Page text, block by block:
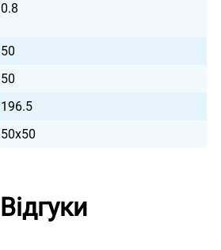
0.8
50
50
196.5
50х50
Відгуки